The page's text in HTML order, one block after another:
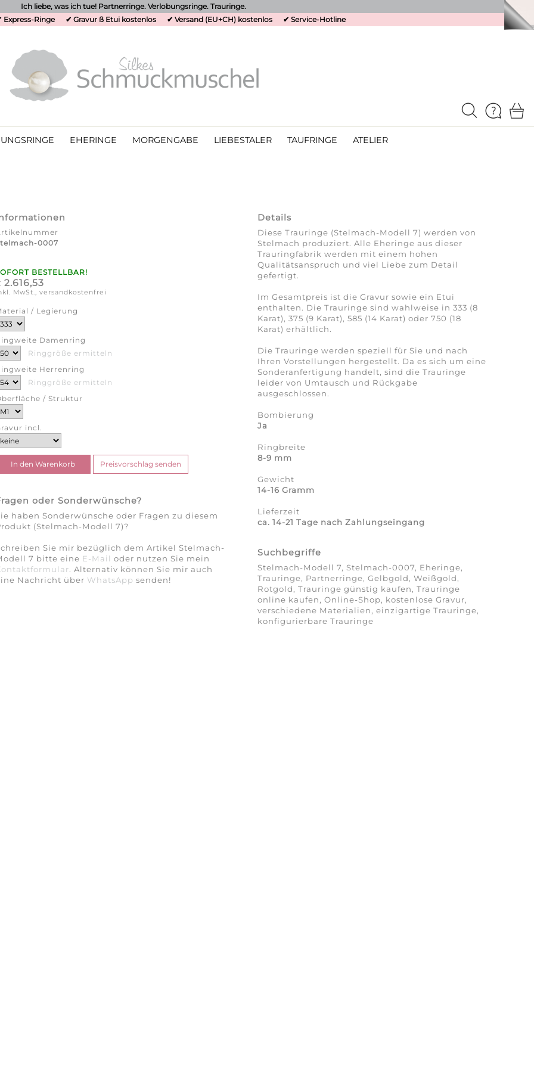
Ich liebe, was ich tue! Partnerringe. Verlobungsringe. Trauringe.
Express-Ringe
✔ Gravur ß Etui kostenlos ✔ Versand (EU+CH) kostenlos ✔ Service-Hotline
EHERINGE MORGENGABE LIEBESTALER TAUFRINGE ATELIER
0007
BESTELLBAR!
2.616,53
MwSt., versandkostenfrei
/ Legierung
Damenring
Ringgröße ermitteln
Herrenring
Ringgröße ermitteln
/ Struktur
incl.
oder Sonderwünsche?
haben Sonderwünsche oder Fragen zu diesem
(Stelmach-Modell 7)?
Sie mir bezüglich dem Artikel Stelmach-
7 bitte eine E-Mail oder nutzen Sie mein
. Alternativ können Sie mir auch
Nachricht über WhatsApp senden!
Details
Diese Trauringe (Stelmach-Modell 7) werden von
Stelmach produziert. Alle Eheringe aus dieser
Trauringfabrik werden mit einem hohen
Qualitätsanspruch und viel Liebe zum Detail
gefertigt.
Im Gesamtpreis ist die Gravur sowie ein Etui
enthalten. Die Trauringe sind wahlweise in 333 (8
Karat), 375 (9 Karat), 585 (14 Karat) oder 750 (18
Karat) erhältlich.
Die Trauringe werden speziell für Sie und nach
Ihren Vorstellungen hergestellt. Da es sich um eine
Sonderanfertigung handelt, sind die Trauringe
leider von Umtausch und Rückgabe
ausgeschlossen.
Bombierung
Ja
Ringbreite
8-9 mm
Gewicht
14-16 Gramm
Lieferzeit
ca. 14-21 Tage nach Zahlungseingang
Suchbegriffe
Stelmach-Modell 7, Stelmach-0007, Eheringe,
Trauringe, Partnerringe, Gelbgold, Weißgold,
Rotgold, Trauringe günstig kaufen, Trauringe
online kaufen, Online-Shop, kostenlose Gravur,
verschiedene Materialien, einzigartige Trauringe,
konfigurierbare Trauringe